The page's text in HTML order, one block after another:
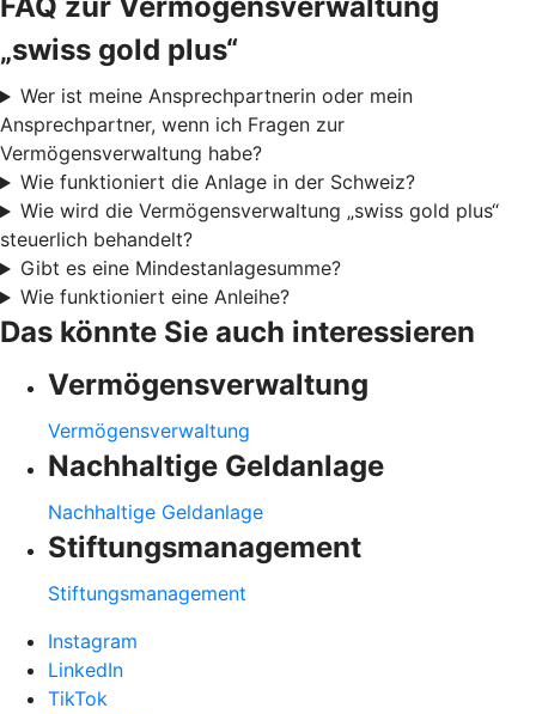
FAQ zur Vermögensverwaltung
„swiss gold plus“
Wer ist meine Ansprechpartnerin oder mein
Ansprechpartner, wenn ich Fragen zur
Vermögensverwaltung habe?
Wie funktioniert die Anlage in der Schweiz?
Wie wird die Vermögensverwaltung „swiss gold plus“
steuerlich behandelt?
Gibt es eine Mindestanlagesumme?
Wie funktioniert eine Anleihe?
Das könnte Sie auch interessieren
Vermögensverwaltung
Vermögensverwaltung
Nachhaltige Geldanlage
Nachhaltige Geldanlage
Stiftungsmanagement
Stiftungsmanagement
Instagram
LinkedIn
TikTok